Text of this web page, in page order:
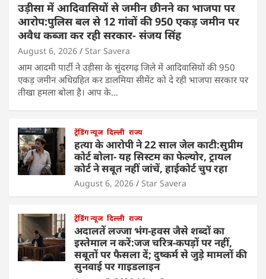
उड़ीसा में आदिवासियों से जमीन छीनने का भाजपा पर
आरोप:पुलिस बल से 12 गांवों की 950 एकड़ जमीन पर
अवैध कब्जा कर रही सरकार- संजय सिंह
August 6, 2026 Star Savera
आम आदमी पार्टी ने उड़ीसा के सुंदरगढ़ जिले में आदिवासियों की 950
एकड़ जमीन अधिग्रहित कर डालमिया सीमेंट को दे रही भाजपा सरकार पर
तीखा हमला बोला है। आप के…
ट्रेंडिंग न्यूज दिल्ली राज्य
हत्या के आरोपी ने 22 साल जेल काटी:सुप्रीम
कोर्ट बोला- यह सिस्टम का फेल्योर, ट्रायल
कोर्ट ने सबूत नहीं जांचें, हाईकोर्ट चुप रहा
August 6, 2026 Star Savera
ट्रेंडिंग न्यूज दिल्ली राज्य
अदालतें लज्जा भंग-हवस जैसे शब्दों का
इस्तेमाल न करें:जज चरित्र-कपड़ों पर नहीं,
सबूतों पर फैसला दें; दुष्कर्म से जुड़े मामलों की
सुनवाई पर गाइडलाइन